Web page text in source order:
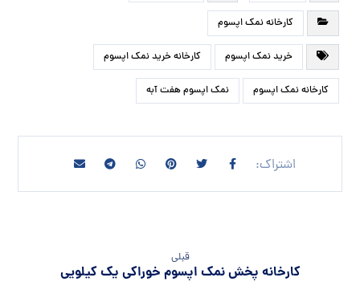
کارخانه نمک اپسوم
خرید نمک اپسوم کارخانه خرید نمک اپسوم
کارخانه نمک اپسوم نمک اپسوم هفت آبه
قبلی
کارخانه پخش نمک اپسوم خوراکی یک کیلویی